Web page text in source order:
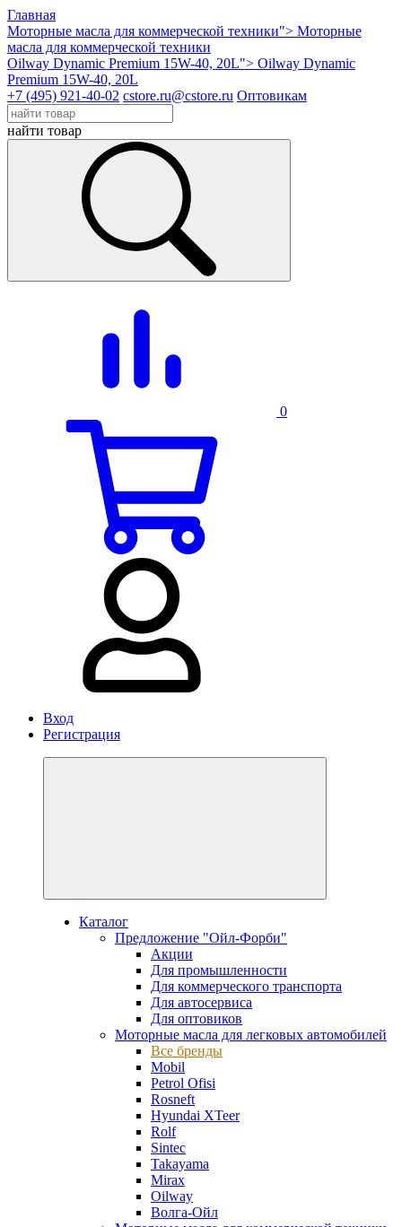
Главная
Моторные масла для коммерческой техники"> Моторные
масла для коммерческой техники
Oilway Dynamic Premium 15W-40, 20L"> Oilway Dynamic
Premium 15W-40, 20L
+7 (495) 921-40-02 cstore.ru@cstore.ru Оптовикам
найти товар
0
Вход
Регистрация
Каталог
Предложение "Ойл-Форби"
Акции
Для промышленности
Для коммерческого транспорта
Для автосервиса
Для оптовиков
Моторные масла для легковых автомобилей
Все бренды
Mobil
Petrol Ofisi
Rosneft
Hyundai XTeer
Rolf
Sintec
Takayama
Mirax
Oilway
Волга-Ойл